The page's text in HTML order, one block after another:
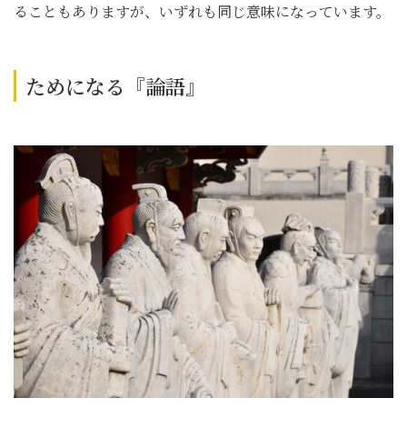
ることもありますが、いずれも同じ意味になっています。
ためになる『論語』